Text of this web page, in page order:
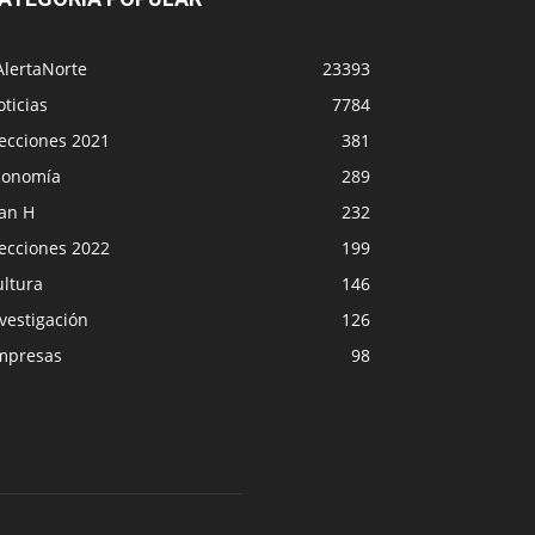
23393
7784
2021
381
289
H
232
2022
199
146
126
98